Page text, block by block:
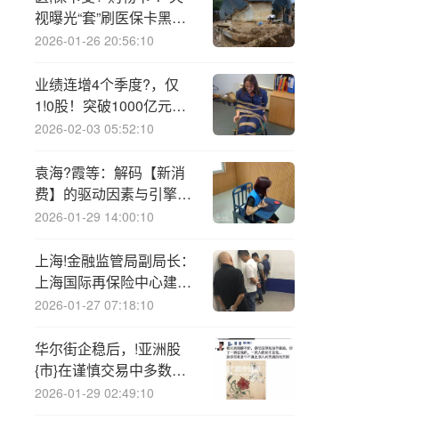
视曝光“套”刷医保卡黑链
条
2026-01-26 20:56:10
业绩连增4个季度?，仅
1!0股！突破1000亿元，
A股公司派发大红包
2026-02-03 05:52:10
袁海?霞等：解码【新消
费】的驱动因素与引擎效
应
2026-01-29 14:00:10
上海!金融监管局副局长：
上海国际再保险中心建
设，要上量、要持续、要
2026-01-27 07:18:10
华尔街企稳后，!亚洲股
{市}在谨慎交易中多数走
高
2026-01-29 02:49:10